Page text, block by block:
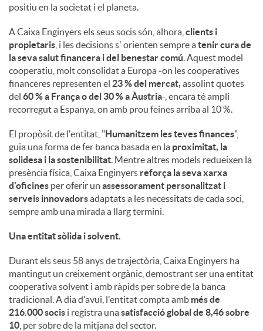
positiu en la societat i el planeta.
A Caixa Enginyers els seus socis són, alhora, clients i
propietaris , i les decisions s' orienten sempre atenir cura de
la seva salut financera i del benestar comú . Aquest model
cooperatiu, molt consolidat a Europa -on les cooperatives
financeres representen el 23 % del mercat, assolint quotes
del 60 % a França o del 30 % a Àustria-, encara té ampli
recorregut a Espanya, on amb prou feines arriba al 10 %.
El propòsit de l'entitat, "Humanitzem les teves finances",
guia una forma de fer banca basada en la proximitat, la
solidesa i la sostenibilitat . Mentre altres models redueixen la
presència física, Caixa Enginyers reforça la seva xarxa
d'oficines per oferir un assessorament personalitzat i
serveis innovadorsadaptats a les necessitats de cada soci,
sempre amb una mirada a llarg termini.
Una entitat sòlida i solvent.
Durant els seus 58 anys de trajectòria, Caixa Enginyers ha
mantingut un creixement orgànic, demostrant ser una entitat
cooperativa solvent i amb ràpids per sobre de la banca
tradicional. A dia d'avui, l'entitat compta amb més de
216.000 socis i registra unasatisfacció global de 8,46 sobre
10 , per sobre de la mitjana del sector.